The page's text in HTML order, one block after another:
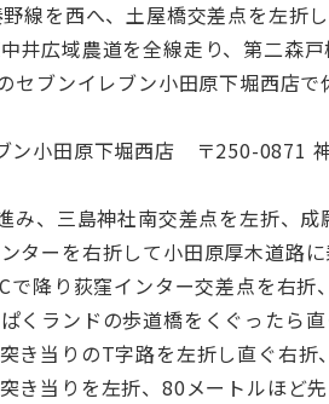
へ、土屋橋交差点を左折して
農道を全線走り、第二森戸橋
イレブン小田原下堀西店で休
ン小田原下堀西店 〒250-0871
神社南交差点を左折、成願
右折して小田原厚木道路に乗
窪インター交差点を右折、
ドの歩道橋をくぐったら直ぐ
のT字路を左折し直ぐ右折、古
を左折、80メートルほど先